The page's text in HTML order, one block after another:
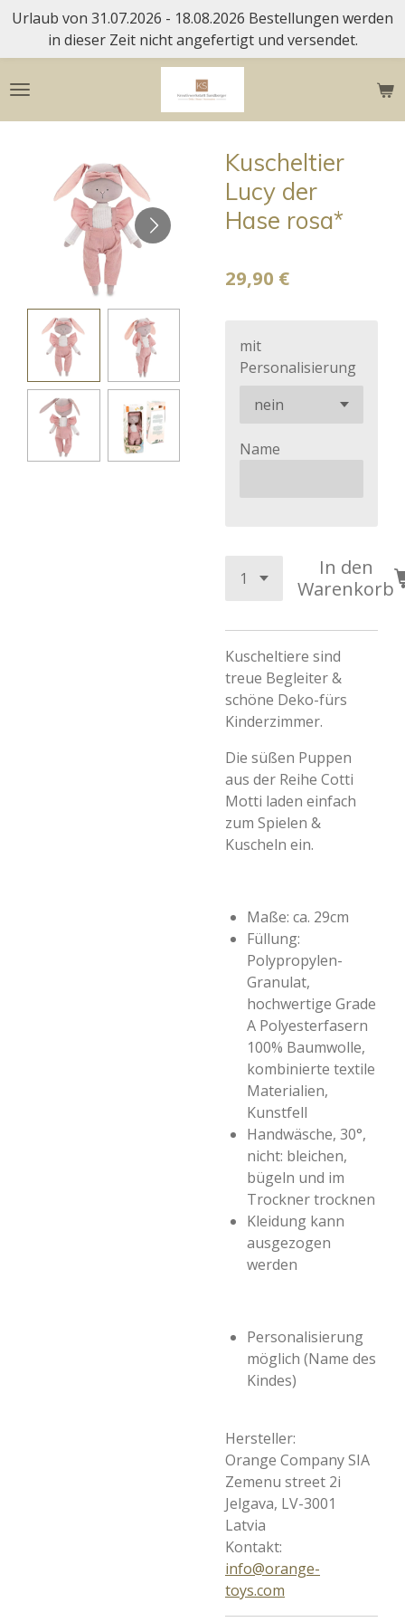
Zum
Hauptinhalt
springen
Urlaub von 31.07.2026 - 18.08.2026 Bestellungen werden
in dieser Zeit nicht angefertigt und versendet.
Kuscheltier
Lucy der
Hase rosa*
29,90 €
mit
Personalisierung
Name
In den
Warenkorb
Kuscheltiere sind
treue Begleiter &
schöne Deko-fürs
Kinderzimmer.
Die süßen Puppen
aus der Reihe Cotti
Motti laden einfach
zum Spielen &
Kuscheln ein.
Maße: ca. 29cm
Füllung:
Polypropylen-
Granulat,
hochwertige Grade
A Polyesterfasern
100% Baumwolle,
kombinierte textile
Materialien,
Kunstfell
Handwäsche, 30°,
nicht: bleichen,
bügeln und im
Trockner trocknen
Kleidung kann
ausgezogen
werden
Personalisierung
möglich (Name des
Kindes)
Hersteller:
Orange Company SIA
Zemenu street 2i
Jelgava, LV-3001
Latvia
Kontakt:
info@orange-
toys.com